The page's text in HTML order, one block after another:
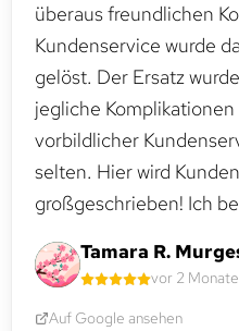
überaus freundlichen
Kundenservice wurde
gelöst. Der Ersatz
jegliche
vorbildlicher
selten. Hier wird
großgeschrieben! Ich
Tamara R.
vor 2
Auf Google ansehen